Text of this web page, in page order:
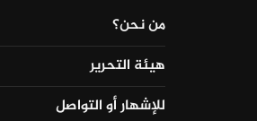
من نحن؟
هيئة التحرير
للإشهار أو التواصل